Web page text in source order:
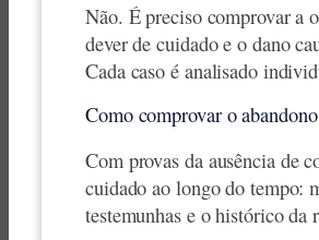
Não. É preciso comprovar a
dever de cuidado e o dano
Cada caso é analisado
Como comprovar o
Com provas da ausência de
cuidado ao longo do tempo:
testemunhas e o histórico da